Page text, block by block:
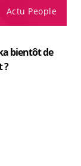
Actu People
bientôt de
?